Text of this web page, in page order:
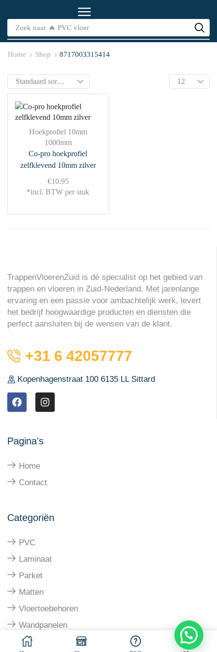
Zoek naar 🔥 PVC vloer
Home Shop 8717003315414
Hoekprofiel 10mm
1000mm
Co-pro hoekprofiel
zelfklevend 10mm zilver
€10.95
*incl. BTW per stuk
TrappenVloerenZuid is dé specialist op het gebied van
trappen en vloeren in Zuid-Nederland. Met jarenlange
ervaring en een passie voor ambachtelijk werk, levert
het bedrijf hoogwaardige producten en diensten die
perfect aansluiten bij de wensen van de klant.
+31 6 42057777
Kopenhagenstraat 100 6135 LL Sittard
Pagina's
Home
Contact
Categoriën
PVC
Laminaat
Parket
Matten
Vloertoebehoren
Wandpanelen
© All rights reserved. Made by Ramaekers-Consultancy